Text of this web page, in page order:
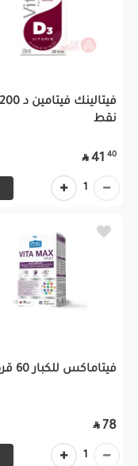
نقط
40
41

1
فيتاماكس للكبار 60 قرص
78

1